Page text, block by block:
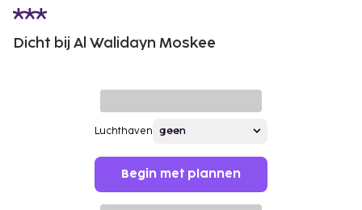
Dicht bij Al Walidayn Moskee
Luchthaven
Begin met plannen